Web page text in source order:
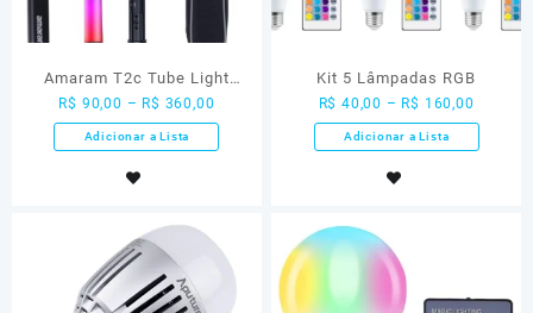
Amaram T2c Tube Light
(espada)
R$ 90,00 – R$ 360,00
Adicionar a Lista
Kit 5 Lâmpadas RGB
R$ 40,00 – R$ 160,00
Adicionar a Lista